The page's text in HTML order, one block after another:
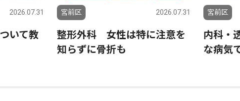
2026.07.31
いて教
宮前区 2026.07.31
整形外科 女性は特に注意を
知らずに骨折も
宮前区
内科・
な病気